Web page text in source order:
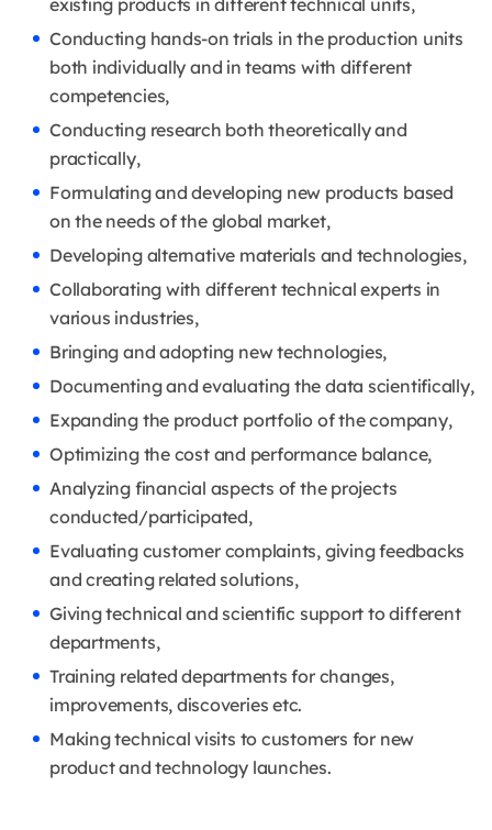
Conducting hands-on trials in the production units
both individually and in teams with different
competencies,
Conducting research both theoretically and
practically,
Formulating and developing new products based
on the needs of the global market,
Developing alternative materials and technologies,
Collaborating with different technical experts in
various industries,
Bringing and adopting new technologies,
Documenting and evaluating the data scientifically,
Expanding the product portfolio of the company,
Optimizing the cost and performance balance,
Analyzing financial aspects of the projects
conducted/participated,
Evaluating customer complaints, giving feedbacks
and creating related solutions,
Giving technical and scientific support to different
departments,
Training related departments for changes,
improvements, discoveries etc.
Making technical visits to customers for new
product and technology launches.